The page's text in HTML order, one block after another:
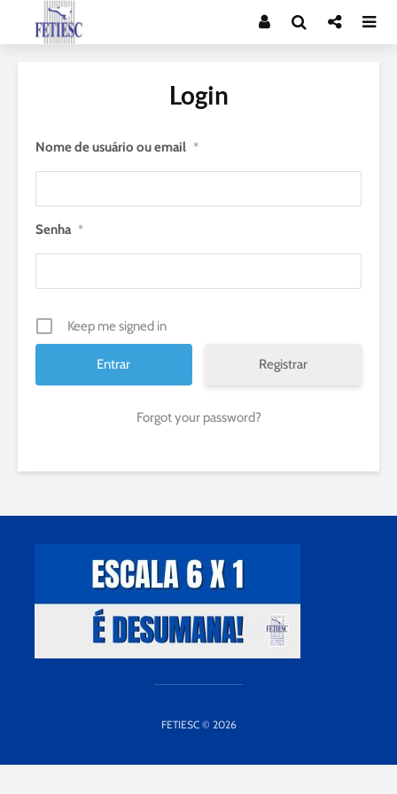
Login
Nome de usuário ou email *
Senha *
Keep me signed in
Registrar
Forgot your password?
FETIESC © 2026